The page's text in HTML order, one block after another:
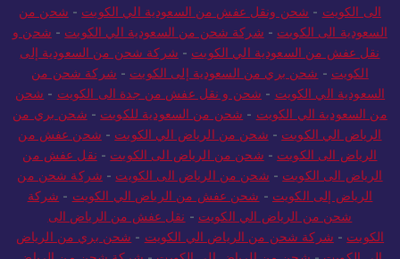
الى الكويت - شحن ونقل عفش من السعودية الي الكويت - شحن من
السعودية الى الكويت - شركة شحن من السعودية الي الكويت - شحن و
نقل عفش من السعودية الي الكويت - شركة شحن من السعودية إلى
الكويت - شحن بري من السعودية إلى الكويت - شركة شحن من
السعودية الي الكويت - شحن و نقل عفش من جدة الى الكويت - شحن
من السعودية الي الكويت - شحن من السعودية للكويت - شحن بري من
الرياض الي الكويت - شحن من الرياض الي الكويت - شحن عفش من
الرياض الى الكويت - شحن من الرياض الى الكويت - نقل عفش من
الرياض الى الكويت - شحن من الرياض الى الكويت - شركة شحن من
الرياض إلى الكويت - شحن عفش من الرياض الي الكويت - شركة
شحن من الرياض الي الكويت - نقل عفش من الرياض الى
الكويت - شركة شحن من الرياض الي الكويت - شحن بري من الرياض